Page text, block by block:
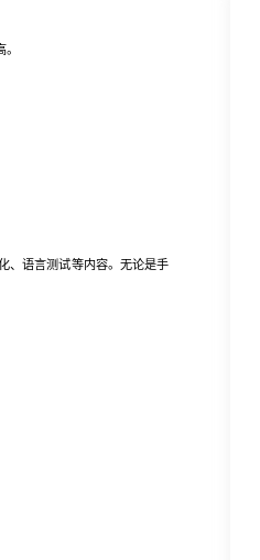
、语言测试等内容。无论是手